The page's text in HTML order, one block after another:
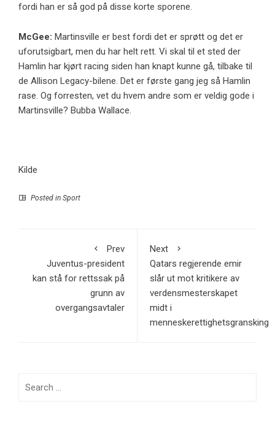
fordi han er så god på disse korte sporene.
McGee: Martinsville er best fordi det er sprøtt og det er
uforutsigbart, men du har helt rett. Vi skal til et sted der
Hamlin har kjørt racing siden han knapt kunne gå, tilbake til
de Allison Legacy-bilene. Det er første gang jeg så Hamlin
rase. Og forresten, vet du hvem andre som er veldig gode i
Martinsville? Bubba Wallace.
Kilde
Posted in Sport
Prev
Juventus-president
kan stå for rettssak på
grunn av
overgangsavtaler
Next
Qatars regjerende emir
slår ut mot kritikere av
verdensmesterskapet
midt i
menneskerettighetsgransking